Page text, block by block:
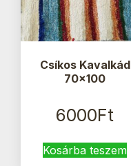
Csíkos Kavalkád
70×100
6000Ft
Kosárba teszem